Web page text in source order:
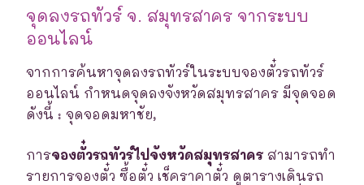
จุดลงรถทัวร์ จ. สมุทรสาคร จากระบบ
ออนไลน์
จากการค้นหาจุดลงรถทัวร์ในระบบจองตั๋วรถทัวร์
ออนไลน์ กำหนดจุดลงจังหวัดสมุทรสาคร มีจุดจอด
ดังนี้ : จุดจอดมหาชัย,
การจองตั๋วรถทัวร์ไปจังหวัดสมุทรสาคร สามารถทำ
รายการจองตั๋ว ซื้อตั๋ว เช็คราคาตั๋ว ดูตารางเดินรถ